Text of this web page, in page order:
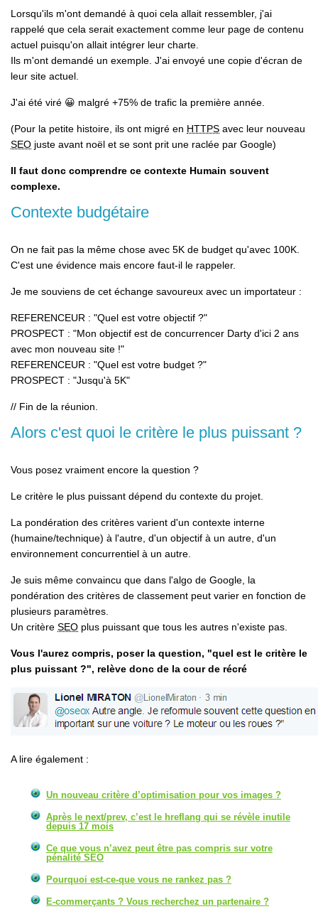
Lorsqu'ils m'ont demandé à quoi cela allait ressembler, j'ai
rappelé que cela serait exactement comme leur page de contenu
actuel puisqu'on allait intégrer leur charte.
Ils m'ont demandé un exemple. J'ai envoyé une copie d'écran de
leur site actuel.
J'ai été viré 😀 malgré +75% de trafic la première année.
(Pour la petite histoire, ils ont migré en HTTPS avec leur nouveau
SEO juste avant noël et se sont prit une raclée par Google)
Il faut donc comprendre ce contexte Humain souvent
complexe.
Contexte budgétaire
On ne fait pas la même chose avec 5K de budget qu'avec 100K.
C'est une évidence mais encore faut-il le rappeler.
Je me souviens de cet échange savoureux avec un importateur :
REFERENCEUR : "Quel est votre objectif ?"
PROSPECT : "Mon objectif est de concurrencer Darty d'ici 2 ans
avec mon nouveau site !"
REFERENCEUR : "Quel est votre budget ?"
PROSPECT : "Jusqu'à 5K"
// Fin de la réunion.
Alors c'est quoi le critère le plus puissant ?
Vous posez vraiment encore la question ?
Le critère le plus puissant dépend du contexte du projet.
La pondération des critères varient d'un contexte interne
(humaine/technique) à l'autre, d'un objectif à un autre, d'un
environnement concurrentiel à un autre.
Je suis même convaincu que dans l'algo de Google, la
pondération des critères de classement peut varier en fonction de
plusieurs paramètres.
Un critère SEO plus puissant que tous les autres n'existe pas.
Vous l'aurez compris, poser la question, "quel est le critère le
plus puissant ?", relève donc de la cour de récré
A lire également :
Un nouveau critère d’optimisation pour vos images ?
Après le next/prev, c’est le hreflang qui se révèle inutile
depuis 17 mois
Ce que vous n’avez peut être pas compris sur votre
pénalité SEO
Pourquoi est-ce-que vous ne rankez pas ?
E-commerçants ? Vous recherchez un partenaire ?